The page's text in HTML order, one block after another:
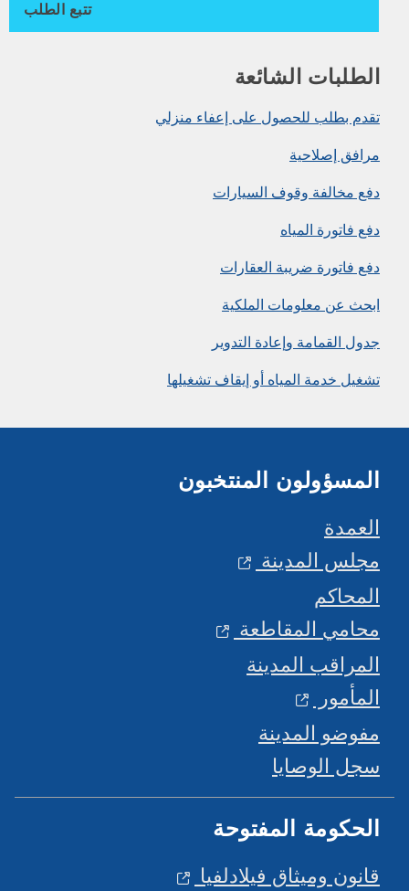
تتبع الطلب
الطلبات الشائعة
تقدم بطلب للحصول على إعفاء منزلي
مرافق إصلاحية
دفع مخالفة وقوف السيارات
دفع فاتورة المياه
دفع فاتورة ضريبة العقارات
ابحث عن معلومات الملكية
جدول القمامة وإعادة التدوير
تشغيل خدمة المياه أو إيقاف تشغيلها
المسؤولون المنتخبون
العمدة
مجلس المدينة
المحاكم
محامي المقاطعة
المراقب المدينة
المأمور
مفوضو المدينة
سجل الوصايا
الحكومة المفتوحة
قانون وميثاق فيلادلفيا